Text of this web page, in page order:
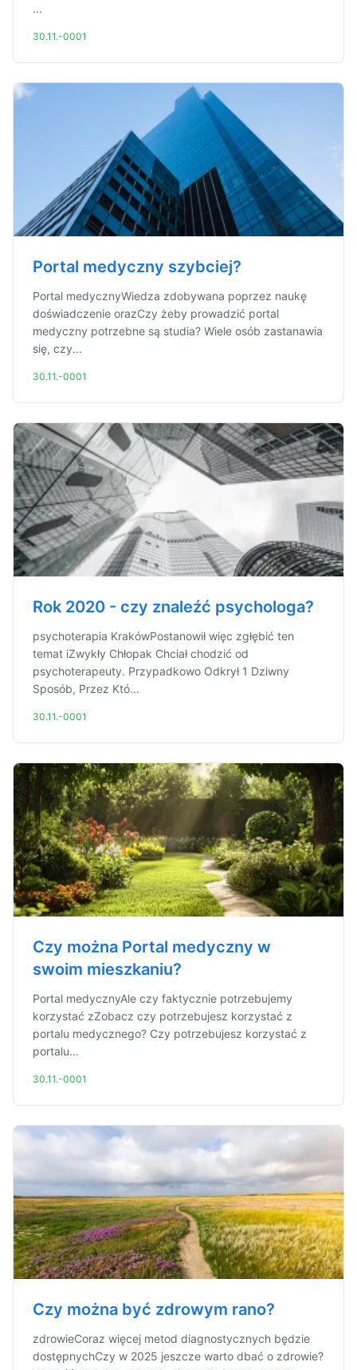
...
30.11.-0001
Portal medyczny szybciej?
Portal medycznyWiedza zdobywana poprzez naukę
doświadczenie orazCzy żeby prowadzić portal
medyczny potrzebne są studia? Wiele osób zastanawia
się, czy...
30.11.-0001
Rok 2020 - czy znaleźć psychologa?
psychoterapia KrakówPostanowił więc zgłębić ten
temat iZwykły Chłopak Chciał chodzić od
psychoterapeuty. Przypadkowo Odkrył 1 Dziwny
Sposób, Przez Któ...
30.11.-0001
Czy można Portal medyczny w
swoim mieszkaniu?
Portal medycznyAle czy faktycznie potrzebujemy
korzystać zZobacz czy potrzebujesz korzystać z
portalu medycznego? Czy potrzebujesz korzystać z
portalu...
30.11.-0001
Czy można być zdrowym rano?
zdrowieCoraz więcej metod diagnostycznych będzie
dostępnychCzy w 2025 jeszcze warto dbać o zdrowie?